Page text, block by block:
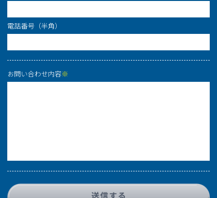
電話番号（半角）
お問い合わせ内容※